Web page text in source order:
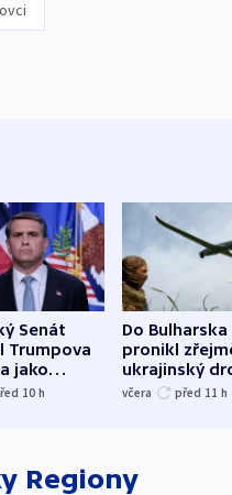
Senát
Trumpova
jako
10 h
Do Bulharska
pronikl
ukrajinský
explodoval
včera před 11 h
Regiony